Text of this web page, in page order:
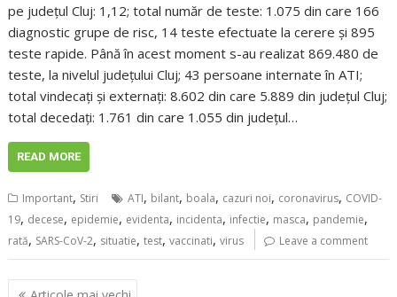
pe județul Cluj: 1,12; total număr de teste: 1.075 din care 166
diagnostic grupe de risc, 14 teste efectuate la cerere și 895
teste rapide. Până în acest moment s-au realizat 869.480 de
teste, la nivelul județului Cluj; 43 persoane internate în ATI;
total vindecați și externați: 8.602 din care 5.889 din județul Cluj;
total decedați: 1.761 din care 1.055 din județul…
READ MORE
Important, Stiri ATI, bilant, boala, cazuri noi, coronavirus, COVID-
19, decese, epidemie, evidenta, incidenta, infectie, masca, pandemie,
rată, SARS-CoV-2, situatie,test,vaccinati,virus Leave a comment
Navigare